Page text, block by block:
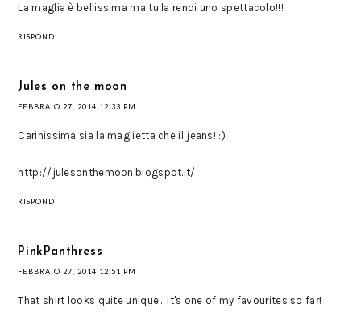
La maglia è bellissima ma tu la rendi uno spettacolo!!!
RISPONDI
Jules on the moon
FEBBRAIO 27, 2014 12:33 PM
Carinissima sia la maglietta che il jeans! :)
http://julesonthemoon.blogspot.it/
RISPONDI
PinkPanthress
FEBBRAIO 27, 2014 12:51 PM
That shirt looks quite unique... it's one of my favourites so far!